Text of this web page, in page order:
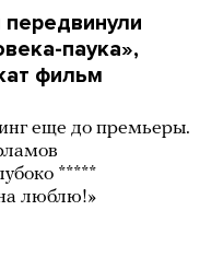
передвинули
паука»,
фильм
еще до премьеры.
*****
люблю!»